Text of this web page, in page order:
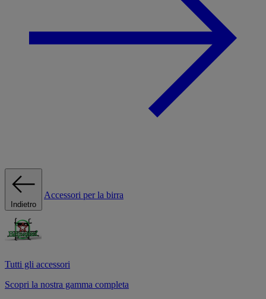
Indietro
Accessori per la birra
Tutti gli accessori
Scopri la nostra gamma completa